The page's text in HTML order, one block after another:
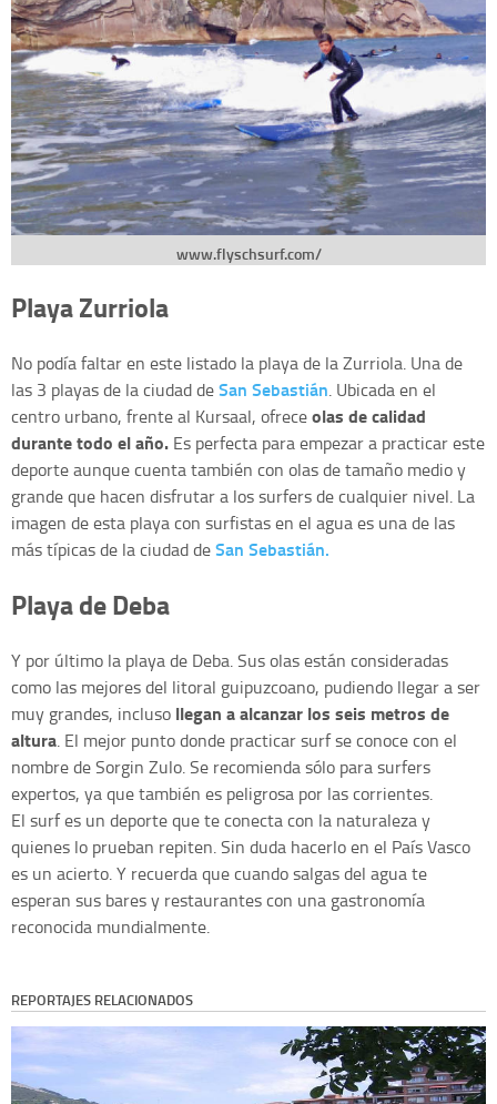
www.flyschsurf.com/
Playa Zurriola
No podía faltar en este listado la playa de la Zurriola. Una de
las 3 playas de la ciudad deSan Sebastián. Ubicada en el
centro urbano, frente al Kursaal, ofreceolas de calidad
durante todo el año. Es perfecta para empezar a practicar este
deporte aunque cuenta también con olas de tamaño medio y
grande que hacen disfrutar a los surfers de cualquier nivel. La
imagen de esta playa con surfistas en el agua es una de las
más típicas de la ciudad deSan Sebastián.
Playa de Deba
Y por último la playa de Deba. Sus olas están consideradas
como las mejores del litoral guipuzcoano, pudiendo llegar a ser
muy grandes, incluso llegan a alcanzar los seis metros de
altura. El mejor punto donde practicar surf se conoce con el
nombre de Sorgin Zulo. Se recomienda sólo para surfers
expertos, ya que también es peligrosa por las corrientes.
El surf es un deporte que te conecta con la naturaleza y
quienes lo prueban repiten. Sin duda hacerlo en el País Vasco
es un acierto. Y recuerda que cuando salgas del agua te
esperan sus bares y restaurantes con una gastronomía
reconocida mundialmente.
REPORTAJES RELACIONADOS